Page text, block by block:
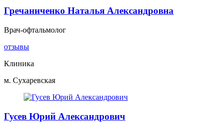
Гречаниченко Наталья Александровна
Врач-офтальмолог
отзывы
Клиника
м. Сухаревская
Гусев Юрий Александрович